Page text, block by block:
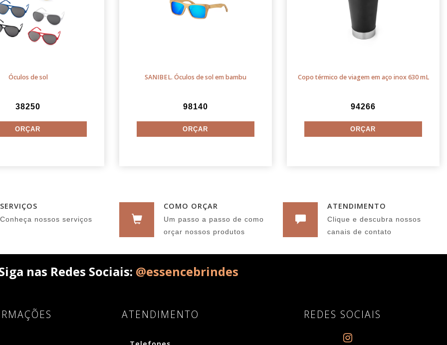
Óculos de sol
38250
SANIBEL. Óculos de sol em bambu
98140
Copo térmico de viagem em aço inox 630 mL
94266
SERVIÇOS
Conheça nossos serviços
COMO ORÇAR
Um passo a passo de como
orçar nossos produtos
ATENDIMENTO
Clique e descubra nossos
canais de contato
nas Redes Sociais: @essencebrindes
ATENDIMENTO REDES SOCIAIS